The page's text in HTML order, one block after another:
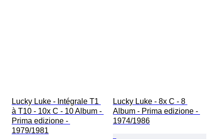
Lucky Luke - Intégrale T1
à T10 - 10x C - 10 Album -
Prima edizione -
1979/1981
Lucky Luke - 8x C - 8
Album - Prima edizione -
1974/1986